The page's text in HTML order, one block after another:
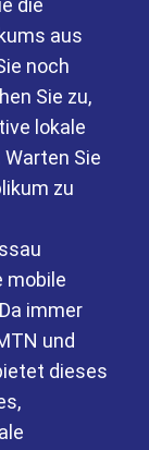
die
aus
noch
Sie zu,
lokale
Sie
zu
mobile
immer
und
dieses